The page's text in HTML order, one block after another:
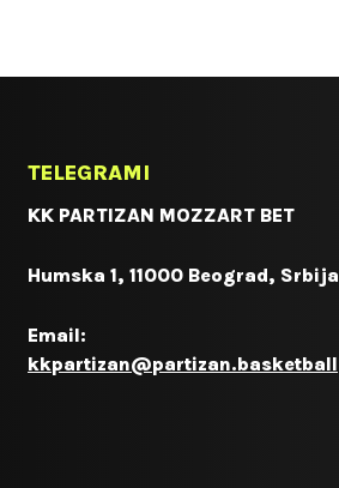
TELEGRAMI
KK PARTIZAN MOZZART BET
Humska 1, 11000 Beograd, Srbija
Email:
kkpartizan@partizan.basketball